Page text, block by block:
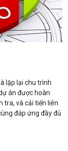
lặp lại chu trình
án được hoàn
tra, và cải tiến liên
đáp ứng đầy đủ